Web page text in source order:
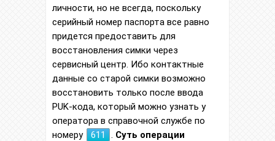
личности, но не всегда, поскольку
серийный номер паспорта все равно
придется предоставить для
восстановления симки через
сервисный центр. Ибо контактные
данные со старой симки возможно
восстановить только после ввода
PUK-кода, который можно узнать у
оператора в справочной службе по
номеру
611 . Суть операции